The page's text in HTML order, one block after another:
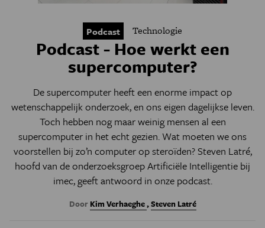
Podcast Technologie
Podcast - Hoe werkt een
supercomputer?
De supercomputer heeft een enorme impact op
wetenschappelijk onderzoek, en ons eigen dagelijkse leven.
Toch hebben nog maar weinig mensen al een
supercomputer in het echt gezien. Wat moeten we ons
voorstellen bij zo’n computer op steroïden? Steven Latré,
hoofd van de onderzoeksgroep Artificiële Intelligentie bij
imec, geeft antwoord in onze podcast.
Door Kim Verhaeghe,Steven Latré